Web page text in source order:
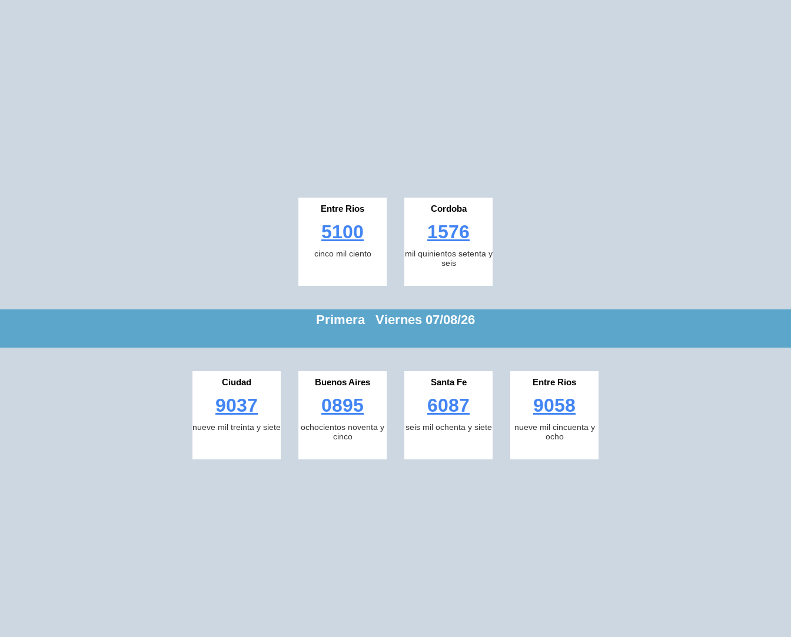
Entre Rios
5100
cinco mil ciento
Cordoba
1576
mil quinientos setenta y
seis
Primera Viernes 07/08/26
Ciudad
9037
nueve mil treinta y siete
Buenos Aires
0895
ochocientos noventa y
cinco
Santa Fe
6087
seis mil ochenta y siete
Entre Rios
9058
nueve mil cincuenta y
ocho